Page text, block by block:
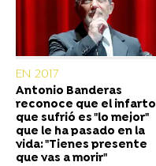
EN 2017
Antonio Banderas
reconoce que el infarto
que sufrió es "lo mejor"
que le ha pasado en la
vida: "Tienes presente
que vas a morir"